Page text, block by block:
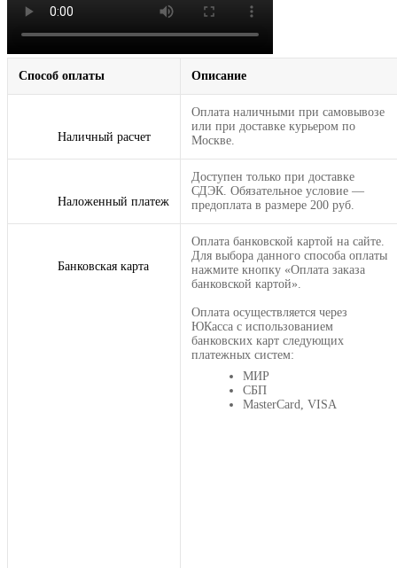
Способ оплаты Описание
Наличный расчет
Оплата наличными при самовывозе
или при доставке курьером по
Москве.
Наложенный платеж
Доступен только при доставке
СДЭК. Обязательное условие —
предоплата в размере 200 руб.
Банковская карта
Оплата банковской картой на сайте.
Для выбора данного способа оплаты
нажмите кнопку «Оплата заказа
банковской картой».
Оплата осуществляется через
ЮКасса с использованием
банковских карт следующих
платежных систем:
МИР
СБП
MasterCard, VISA